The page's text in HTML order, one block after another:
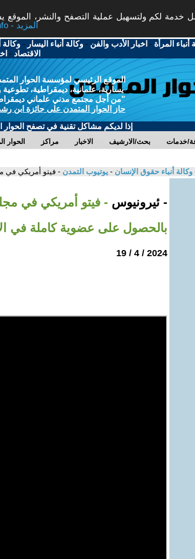
خدمة لكم ولتسهيل عملية التصفح والنشر،
More info - المزيد
أنباء المرأة - اخبار الأدب والفن -وكالة أنباء اليسار -وكالة
الاقتصاد -
الموقع الرئيسي لمؤسسة الحوار
يسارية، علمانية، ديمقراطية، تطوعية
"من أجل مجتمع مدني علماني
حاز الحوار المتمدن على جائزة ابن
إذا لديكم مشاكل تقنية في تصفح الحوار
الحوار مراكز الاخبار بحث/الارشيف خدمات
وكالة أنباء حقوق الإنسان - يوتيوب التمدن - فيتو أمريكي في
- ئيرونيوس - فيتو أمريكي في
بالحصول على عضوية كاملة في
2024 / 4 / 19